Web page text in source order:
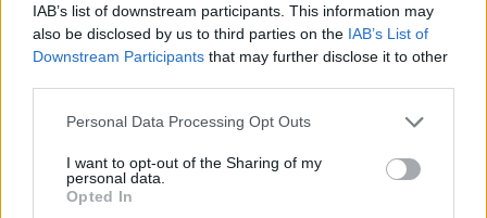
IAB’s list of downstream participants. This information may
also be disclosed by us to third parties on the IAB’s List of
Downstream Participants that may further disclose it to other
Please note that this website/app uses one or more Google
not limited to your visit or usage behaviour. You may click to
grant or deny consent to Google and its third-party tags to
use your data for below specified purposes in below Google
Personal Data Processing Opt Outs
I want to opt-out of the Sharing of my
personal data.
Opted In